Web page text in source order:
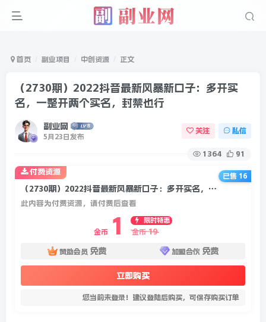
首页 副业项目 中创资源 正文
（2730期）2022抖音最新风暴新口子：多开实
名，一整开两个实名，封禁也行
副业网
5月23日发布
关注 私信
1364 91
（2730期）2022抖音最新风暴新口子：多开实名，一整开两个实名，封禁也行
此内容为付费资源，请付费后查看
金币 1
限时特惠
金币 19
赞助会员 免费 加盟合伙 免费
立即购买
您当前未登录！建议登陆后购买，可保存购买订单
付费资源
已售 16